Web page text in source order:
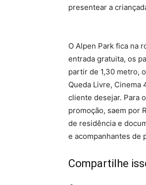
presentear a
O Alpen Park fica na
entrada gratuita, os
partir de 1,30 metro,
Queda Livre, Cinema
cliente desejar. Para
promoção, saem por
de residência e
e acompanhantes de
Compartilhe